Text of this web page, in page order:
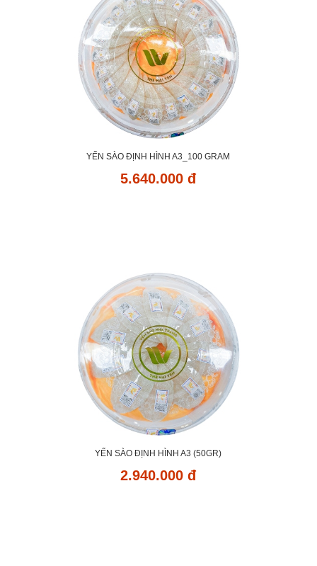
YẾN SÀO ĐỊNH HÌNH A3_100 GRAM
5.640.000 đ
YẾN SÀO ĐỊNH HÌNH A3 (50GR)
2.940.000 đ